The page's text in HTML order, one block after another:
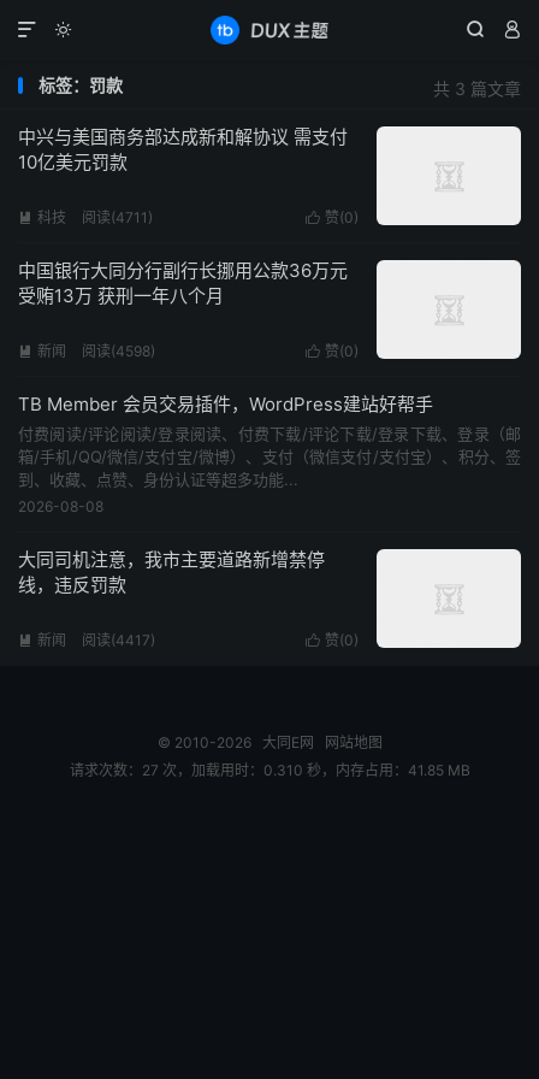
  

共 3 篇文章
标签：罚款
中兴与美国商务部达成新和解协议 需支付
10亿美元罚款
 赞(0)
 科技 阅读(4711)
中国银行大同分行副行长挪用公款36万元
受贿13万 获刑一年八个月
 赞(0)
 新闻 阅读(4598)
TB Member 会员交易插件，WordPress建站好帮手
付费阅读/评论阅读/登录阅读、付费下载/评论下载/登录下载、登录（邮
箱/手机/QQ/微信/支付宝/微博）、支付（微信支付/支付宝）、积分、签
到、收藏、点赞、身份认证等超多功能...
2026-08-08
大同司机注意，我市主要道路新增禁停
线，违反罚款
 赞(0)
 新闻 阅读(4417)
© 2010-2026 大同E网
网站地图
请求次数：27 次，加载用时：0.310 秒，内存占用：41.85 MB